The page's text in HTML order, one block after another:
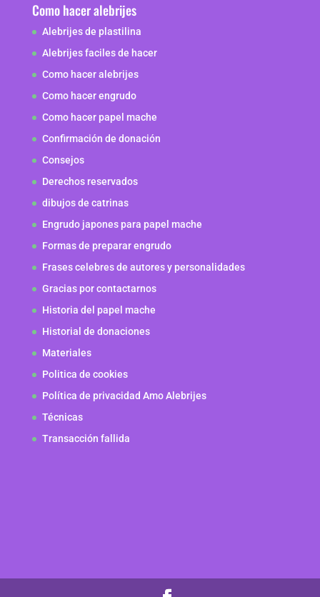
Como hacer alebrijes
Alebrijes de plastilina
Alebrijes faciles de hacer
Como hacer alebrijes
Como hacer engrudo
Como hacer papel mache
Confirmación de donación
Consejos
Derechos reservados
dibujos de catrinas
Engrudo japones para papel mache
Formas de preparar engrudo
Frases celebres de autores y personalidades
Gracias por contactarnos
Historia del papel mache
Historial de donaciones
Materiales
Politica de cookies
Política de privacidad Amo Alebrijes
Técnicas
Transacción fallida